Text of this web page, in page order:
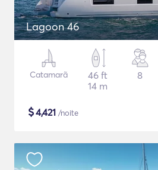
Lagoon 46
Catamarã
46 ft
14 m
8
$4,421 /noite